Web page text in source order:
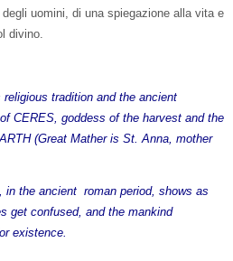
uomini, di una spiegazione alla vita e
divino.
tradition and the ancient
CERES, goddess of the harvest and the
(Great Mather is St. Anna, mother
in the ancient roman period, shows as
get confused, and the mankind
existence.